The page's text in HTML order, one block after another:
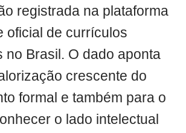
registrada na plataforma
oficial de currículos
no Brasil. O dado aponta
crescente do
formal e também para o
o lado intelectual